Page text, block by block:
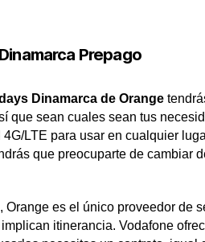
Prepago
Dinamarca de Orange
que sean cuales sean tus
LTE para usar en cualquier
que preocuparte de cambiar
Orange es el único proveedor de
itinerancia. Vodafone